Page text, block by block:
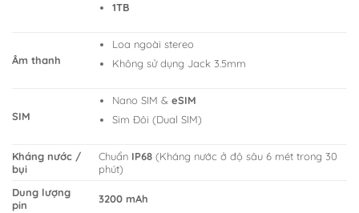
1TB
Âm thanh
Loa ngoài stereo
Không sử dụng Jack 3.5mm
SIM
Nano SIM &eSIM
Sim Đôi (Dual SIM)
Kháng nước /
bụi
Chuẩn IP68(Kháng nước ở độ sâu 6 mét trong 30
phút)
Dung lượng
pin
3200 mAh